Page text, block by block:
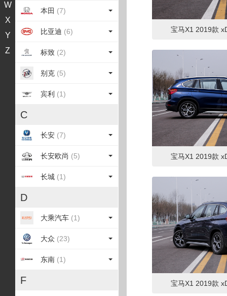
W
X
Y
Z
本田 (7)
比亚迪 (6)
标致 (2)
别克 (5)
宾利 (1)
C
长安 (7)
长安欧尚 (5)
长城 (1)
D
大乘汽车 (1)
大众 (23)
东南 (1)
F
宝马X1 2019款
宝马X1 2019款
宝马X1 2019款